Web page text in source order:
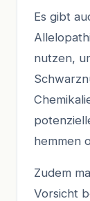
Es gibt
nutzen,
hemmen
Zudem
Vorsicht